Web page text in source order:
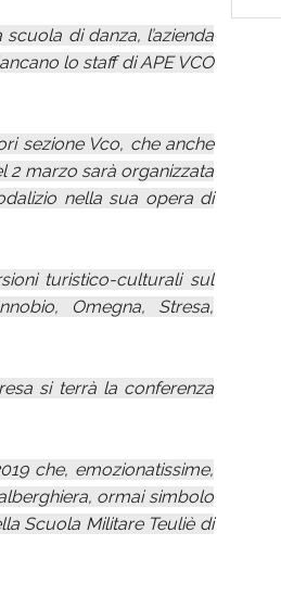
di danza, l’azienda
lo staff di APE VCO
sezione Vco, che anche
2 marzo sarà organizzata
nella sua opera di
turistico-culturali sul
Omegna, Stresa,
si terrà la conferenza
che, emozionatissime,
ormai simbolo
Scuola Militare Teuliè di